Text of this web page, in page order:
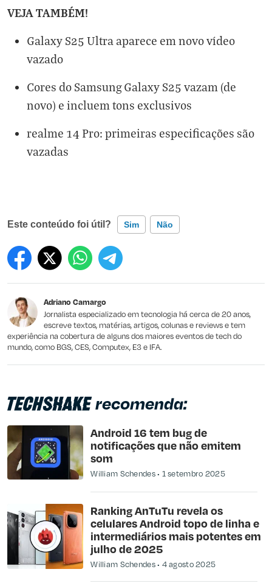
VEJA TAMBÉM!
Galaxy S25 Ultra aparece em novo vídeo
vazado
Cores do Samsung Galaxy S25 vazam (de
novo) e incluem tons exclusivos
realme 14 Pro: primeiras especificações são
vazadas
Este conteúdo foi útil? Sim Não
Este conteúdo contém informação incorreta
Outro
Adriano Camargo
Jornalista especializado em tecnologia há cerca de 20 anos,
escreve textos, matérias, artigos, colunas e reviews e tem
experiência na cobertura de alguns dos maiores eventos de tech do
mundo, como BGS, CES, Computex, E3 e IFA.
recomenda:
Android 16 tem bug de
notificações que não emitem
som
William Schendes 1 setembro 2025
Ranking AnTuTu revela os
celulares Android topo de linha e
intermediários mais potentes em
julho de 2025
William Schendes 4 agosto 2025